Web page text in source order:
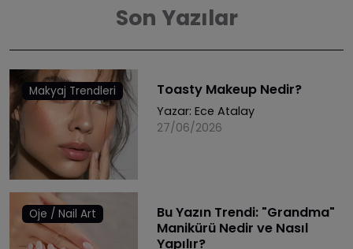
Son Yazılar
Makyaj Trendleri Toasty Makeup Nedir?
Yazar: Ece Atalay
27/06/2026
Oje / Nail Art
Bu Yazın Trendi: "Grandma"
Manikürü Nedir ve Nasıl
Yapılır?